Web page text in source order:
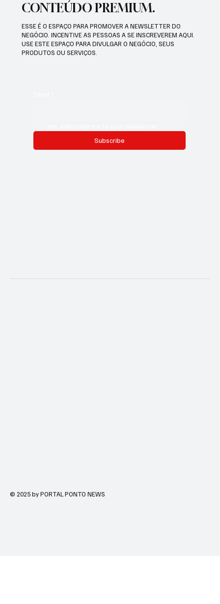
CONTEÚDO PREMIUM.
ESSE É O ESPAÇO PARA PROMOVER A NEWSLETTER DO
NEGÓCIO. INCENTIVE AS PESSOAS A SE INSCREVEREM AQUI.
USE ESTE ESPAÇO PARA DIVULGAR O NEGÓCIO, SEUS
PRODUTOS OU SERVIÇOS.
Subscribe
© 2025 by PORTAL PONTO NEWS